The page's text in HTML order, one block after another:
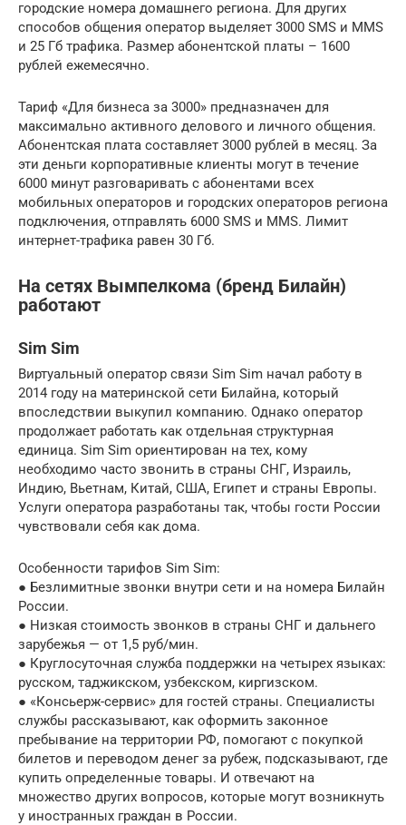
городские номера домашнего региона. Для других
способов общения оператор выделяет 3000 SMS и MMS
и 25 Гб трафика. Размер абонентской платы – 1600
рублей ежемесячно.
Тариф «Для бизнеса за 3000» предназначен для
максимально активного делового и личного общения.
Абонентская плата составляет 3000 рублей в месяц. За
эти деньги корпоративные клиенты могут в течение
6000 минут разговаривать с абонентами всех
мобильных операторов и городских операторов региона
подключения, отправлять 6000 SMS и MMS. Лимит
интернет-трафика равен 30 Гб.
На сетях Вымпелкома (бренд Билайн)
работают
Sim Sim
Виртуальный оператор связи Sim Sim начал работу в
2014 году на материнской сети Билайна, который
впоследствии выкупил компанию. Однако оператор
продолжает работать как отдельная структурная
единица. Sim Sim ориентирован на тех, кому
необходимо часто звонить в страны СНГ, Израиль,
Индию, Вьетнам, Китай, США, Египет и страны Европы.
Услуги оператора разработаны так, чтобы гости России
чувствовали себя как дома.
Особенности тарифов Sim Sim:
● Безлимитные звонки внутри сети и на номера Билайн
России.
● Низкая стоимость звонков в страны СНГ и дальнего
зарубежья — от 1,5 руб/мин.
● Круглосуточная служба поддержки на четырех языках:
русском, таджикском, узбекском, киргизском.
● «Консьерж-сервис» для гостей страны. Специалисты
службы рассказывают, как оформить законное
пребывание на территории РФ, помогают с покупкой
билетов и переводом денег за рубеж, подсказывают, где
купить определенные товары. И отвечают на
множество других вопросов, которые могут возникнуть
у иностранных граждан в России.